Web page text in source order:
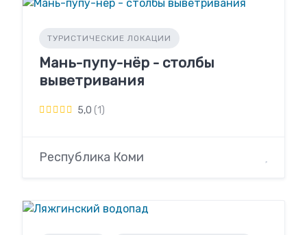
ТУРИСТИЧЕСКИЕ ЛОКАЦИИ
Мань-пупу-нёр - столбы
выветривания
5,0 (1)
Республика Коми